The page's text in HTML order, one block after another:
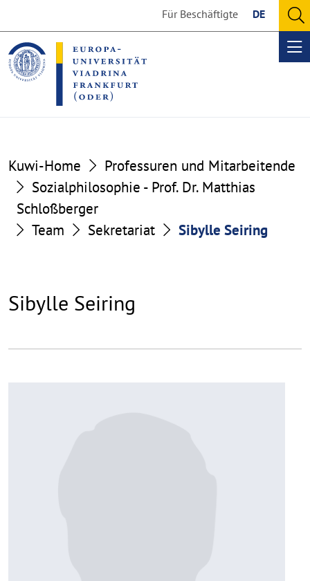
the
content
section
the
footer
section
Für Beschäftigte DE
Kuwi-Home
Professuren und Mitarbeitende
Sozialphilosophie - Prof. Dr. Matthias
Schloßberger
Team
Sekretariat Sibylle Seiring
Sibylle Seiring